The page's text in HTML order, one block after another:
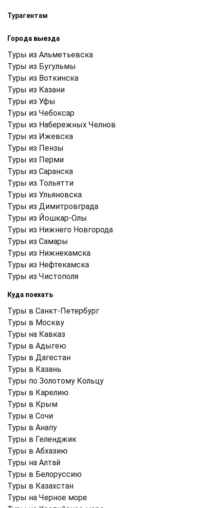
Турагентам
Города выезда
Туры из Альметьевска
Туры из Бугульмы
Туры из Воткинска
Туры из Казани
Туры из Уфы
Туры из Чебоксар
Туры из Набережных Челнов
Туры из Ижевска
Туры из Пензы
Туры из Перми
Туры из Саранска
Туры из Тольятти
Туры из Ульяновска
Туры из Димитровграда
Туры из Йошкар-Олы
Туры из Нижнего Новгорода
Туры из Самары
Туры из Нижнекамска
Туры из Нефтекамска
Туры из Чистополя
Куда поехать
Туры в Санкт-Петербург
Туры в Москву
Туры на Кавказ
Туры в Адыгею
Туры в Дагестан
Туры в Казань
Туры по Золотому Кольцу
Туры в Карелию
Туры в Крым
Туры в Cочи
Туры в Анапу
Туры в Геленджик
Туры в Абхазию
Туры на Алтай
Туры в Белоруссию
Туры в Казахстан
Туры на Черное море